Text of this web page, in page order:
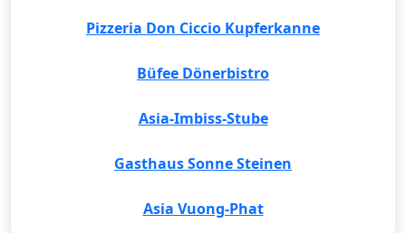
Pizzeria Don Ciccio Kupferkanne
Büfee Dönerbistro
Asia-Imbiss-Stube
Gasthaus Sonne Steinen
Asia Vuong-Phat